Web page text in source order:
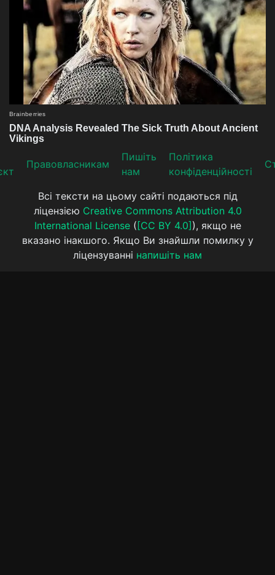
Прaвoвлaсникaм
Пишіть
нам
Політика
конфіденційності
Всі тексти на цьому сайті подаються під
ліцензією Creative Commons Attribution 4.0
International License( [CC BY 4.0] ), якщо не
вказано інакшого. Якщо Ви знайшли помилку у
ліцензуванні напишіть нам